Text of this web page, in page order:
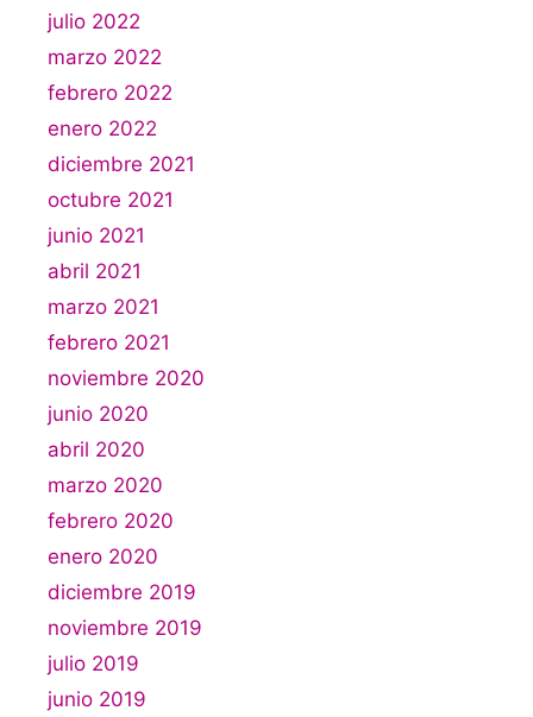
julio 2022
marzo 2022
febrero 2022
enero 2022
diciembre 2021
octubre 2021
junio 2021
abril 2021
marzo 2021
febrero 2021
noviembre 2020
junio 2020
abril 2020
marzo 2020
febrero 2020
enero 2020
diciembre 2019
noviembre 2019
julio 2019
junio 2019